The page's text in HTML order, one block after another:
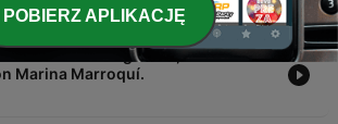
la violencia de género, me
Marina Marroquí.
POBIERZ APLIKACJĘ